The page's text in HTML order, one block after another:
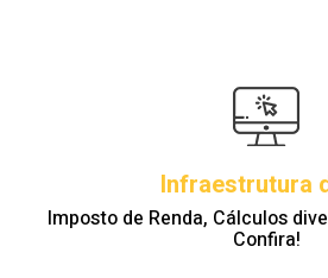
Infraestrutura
Imposto de Renda, Cálculos
Confira!